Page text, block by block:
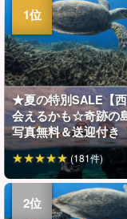
★夏の特別SALE【
会えるかも☆奇跡の
写真無料＆送迎付き
(181件)